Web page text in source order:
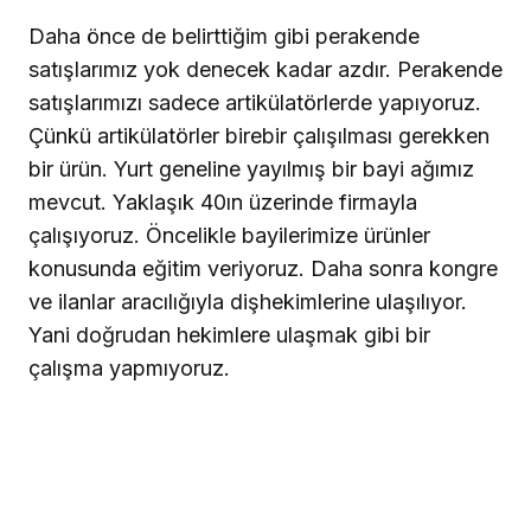
Daha önce de belirttiğim gibi perakende
satışlarımız yok denecek kadar azdır. Perakende
satışlarımızı sadece artikülatörlerde yapıyoruz.
Çünkü artikülatörler birebir çalışılması gerekken
bir ürün. Yurt geneline yayılmış bir bayi ağımız
mevcut. Yaklaşık 40ın üzerinde firmayla
çalışıyoruz. Öncelikle bayilerimize ürünler
konusunda eğitim veriyoruz. Daha sonra kongre
ve ilanlar aracılığıyla dişhekimlerine ulaşılıyor.
Yani doğrudan hekimlere ulaşmak gibi bir
çalışma yapmıyoruz.